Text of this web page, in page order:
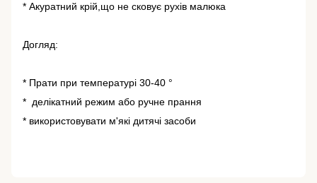
* Акуратний крій,що не сковує рухів малюка
Догляд:
* Прати при температурі 30-40 °
* делікатний режим або ручне прання
* використовувати м'які дитячі засоби